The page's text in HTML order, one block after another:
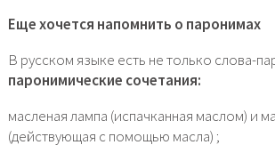
Еще хочется напомнить о паронимах
В русском языке есть не только слова-
паронимические сочетания:
масленая лампа (испачканная маслом) и
(действующая с помощью масла) ;